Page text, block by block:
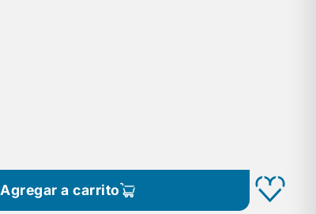
Agregar a carrito